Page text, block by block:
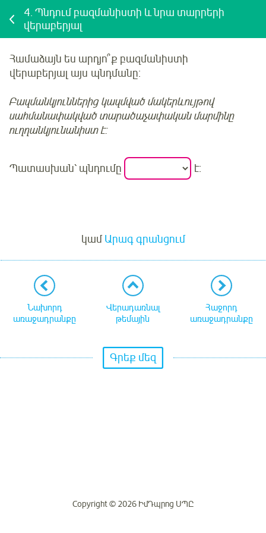
4. Պնդում բազմանիստի և նրա տարրերի
վերաբերյալ
Համաձայն ես արդյո՞ք բազմանիստի
վերաբերյալ այս պնդմանը:
Բազմանկյուններից կազմված մակերևույթով
սահմանափակված տարածաչափական մարմինը
ուղղանկյունանիստ է:
Պատասխան՝ պնդումը է:
կամԱրագ գրանցում
Նախորդ
առաջադրանքը
Վերադառնալ
թեմային
Հաջորդ
առաջադրանքը
Գրեք մեզ
Copyright © 2026 ԻմԴպրոց ՍՊԸ